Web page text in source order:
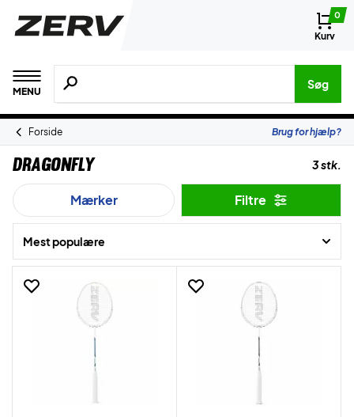
0
Kurv
MENU
Søg efter produkter, mærker etc.
Søg
Forside Brug for hjælp?
Dragonfly 3 stk.
Mærker Filtre
Mest populære